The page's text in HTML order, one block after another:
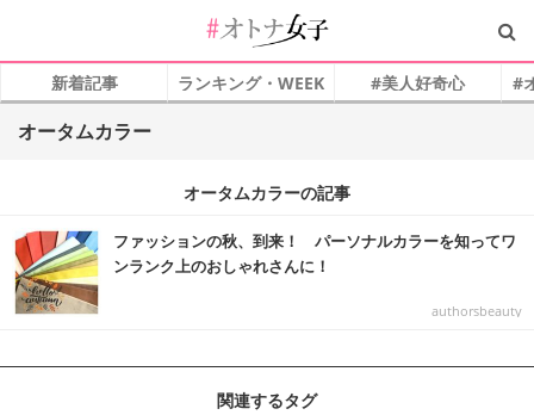
新着記事 ランキング・WEEK #美人好奇心 #
オータムカラー
オータムカラーの記事
ファッションの秋、到来！ パーソナルカラーを知ってワ
ンランク上のおしゃれさんに！
authorsbeauty
関連するタグ